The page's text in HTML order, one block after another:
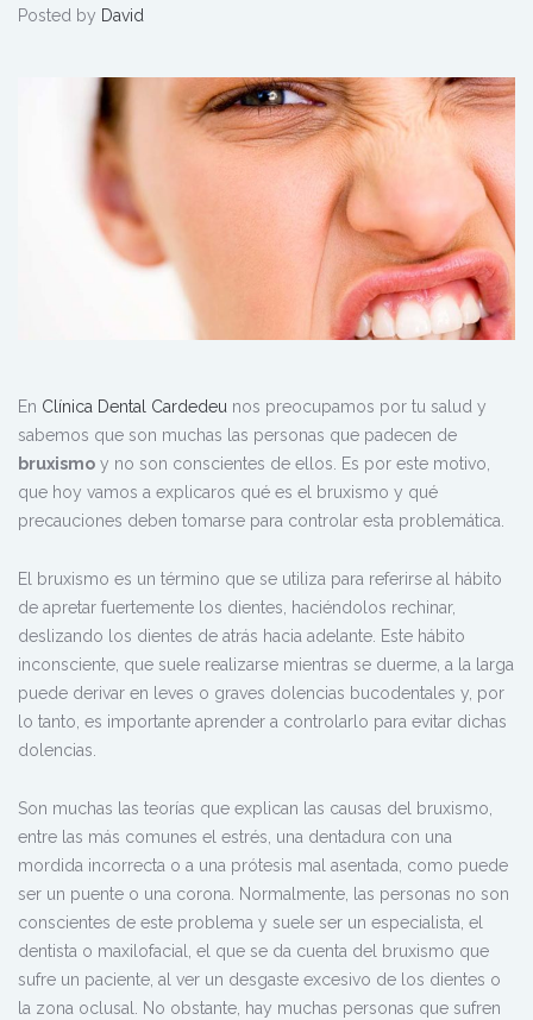
Posted by David
En Clínica Dental Cardedeu nos preocupamos por tu salud y
sabemos que son muchas las personas que padecen de
bruxismo y no son conscientes de ellos. Es por este motivo,
que hoy vamos a explicaros qué es el bruxismo y qué
precauciones deben tomarse para controlar esta problemática.
El bruxismo es un término que se utiliza para referirse al
hábito
de apretar fuertemente los dientes , haciéndolos rechinar,
deslizando los dientes de atrás hacia adelante. Este hábito
inconsciente, que suele realizarse mientras se duerme , a la larga
puede derivar en leves o graves dolencias bucodentales y, por
lo tanto, es importante aprender a controlarlo para evitar dichas
dolencias.
Son muchas las teorías que explican las causas del bruxismo,
entre las más comunes el estrés, una dentadura con una
mordida incorrecta o a una prótesis mal asentada, como puede
ser un puente o una corona. Normalmente, las personas no son
conscientes de este problema y suele ser un especialista, el
dentista o maxilofacial, el que se da cuenta del bruxismo que
sufre un paciente, al ver un desgaste excesivo de los dientes o
la zona oclusal. No obstante, hay muchas personas que sufren